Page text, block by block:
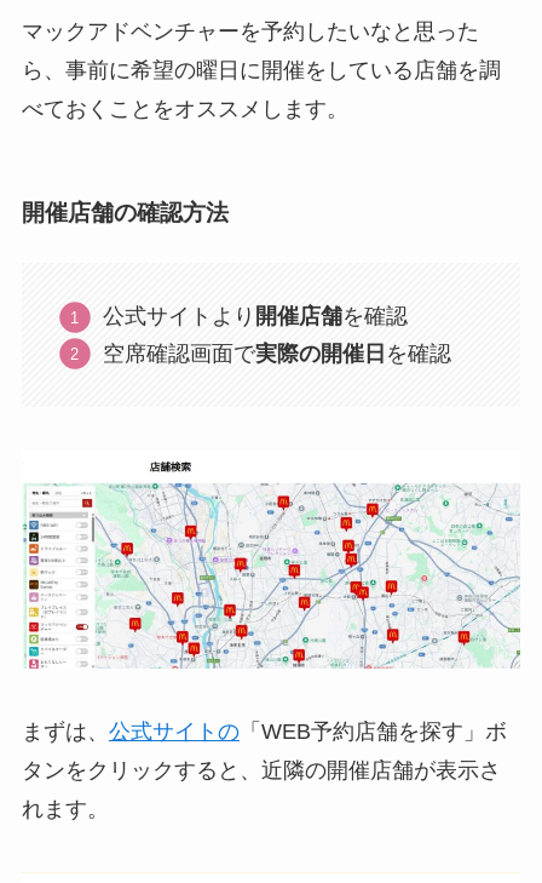
マックアドベンチャーを予約したいなと思った
ら、事前に希望の曜日に開催をしている店舗を調
べておくことをオススメします。
開催店舗の確認方法
公式サイトより 開催店舗を確認
空席確認画面で実際の開催日 を確認
まずは、 公式サイトの「WEB予約店舗を探す」ボ
タンをクリックすると、近隣の開催店舗が表示さ
れます。